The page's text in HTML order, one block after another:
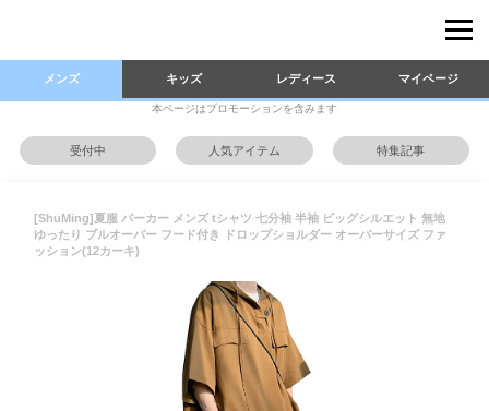
メンズ キッズ レディース マイページ
本ページはプロモーションを含みます
受付中 人気アイテム 特集記事
[ShuMing]夏服 パーカー メンズ tシャツ 七分袖 半袖 ビッグシルエット 無地
ゆったり プルオーバー フード付き ドロップショルダー オーバーサイズ ファ
ッション(12カーキ)